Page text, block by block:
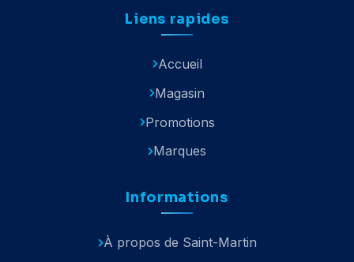
Liens rapides
Accueil
Magasin
Promotions
Marques
Informations
À propos de Saint-Martin